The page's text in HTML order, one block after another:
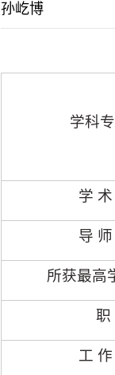
孙屹博
学科
学
导
所获最高
职
工